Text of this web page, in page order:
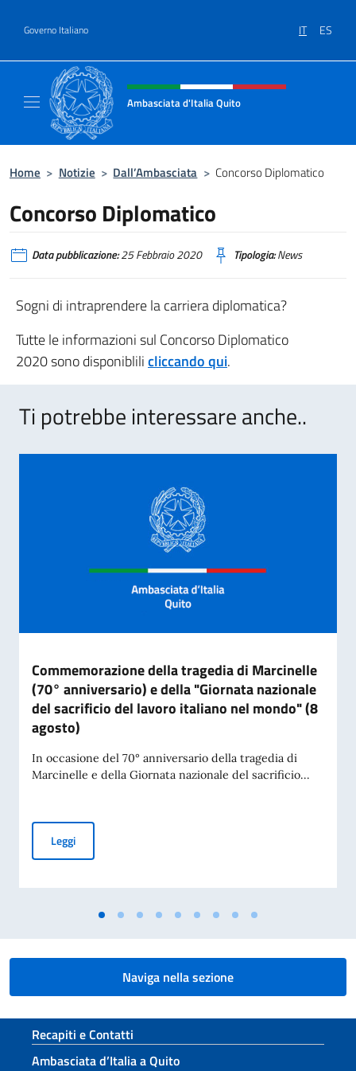
Governo Italiano IT ES
Intestazione sito, social e menù
Ambasciata d'Italia Quito
Home > Notizie > Dall’Ambasciata > Concorso Diplomatico
Concorso Diplomatico
Data pubblicazione:25 Febbraio 2020 Tipologia:News
Sogni di intraprendere la carriera diplomatica?
Tutte le informazioni sul Concorso Diplomatico
2020 sono disponiblilicliccando qui.
Ti potrebbe interessare anche..
Commemorazione della tragedia di Marcinelle
(70° anniversario) e della "Giornata nazionale
del sacrificio del lavoro italiano nel mondo" (8
agosto)
In occasione del 70° anniversario della tragedia di
Marcinelle e della Giornata nazionale del sacrificio...
LeggiCommemorazione della tragedia di Marcinelle (70°
Naviga nella sezione
Sezione footer
Recapiti e Contatti
Ambasciata d’Italia a Quito